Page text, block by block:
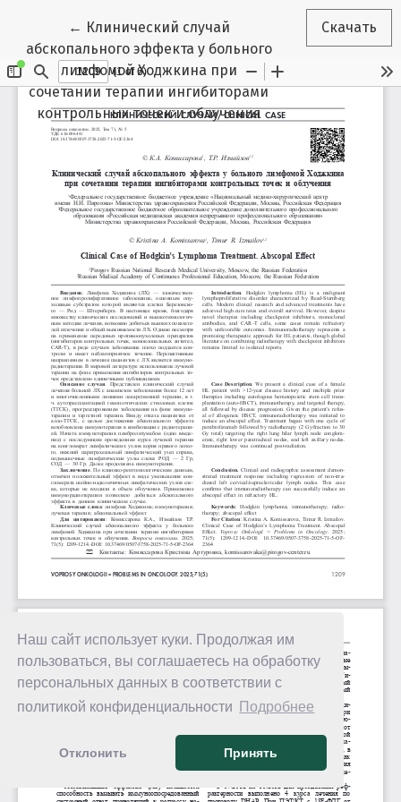
Наш сайт использует куки. Продолжая им
пользоваться, вы соглашаетесь на обработку
персональных данных в соответствии с
политикой конфиденциальности
Подробнее
Отклонить Принять
← Вернуться к Подробностям о статье
Клинический случай
абскопального эффекта у больного
лимфомой Ходжкина при
сочетании терапии ингибиторами
контрольных точек и облучения
Скачать